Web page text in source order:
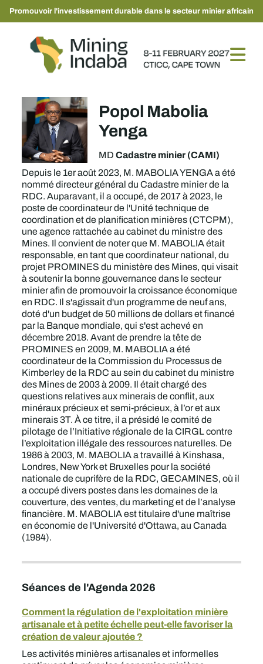
Promouvoir l'investissement durable dans le secteur minier africain
Popol Mabolia
Yenga
MDCadastre minier (CAMI)
Depuis le 1er août 2023, M. MABOLIA YENGA a été
nommé directeur général du Cadastre minier de la
RDC. Auparavant, il a occupé, de 2017 à 2023, le
poste de coordinateur de l'Unité technique de
coordination et de planification minières (CTCPM),
une agence rattachée au cabinet du ministre des
Mines. Il convient de noter que M. MABOLIA était
responsable, en tant que coordinateur national, du
projet PROMINES du ministère des Mines, qui visait
à soutenir la bonne gouvernance dans le secteur
minier afin de promouvoir la croissance économique
en RDC. Il s'agissait d'un programme de neuf ans,
doté d'un budget de 50 millions de dollars et financé
par la Banque mondiale, qui s'est achevé en
décembre 2018. Avant de prendre la tête de
PROMINES en 2009, M. MABOLIA a été
coordinateur de la Commission du Processus de
Kimberley de la RDC au sein du cabinet du ministre
des Mines de 2003 à 2009. Il était chargé des
questions relatives aux minerais de conflit, aux
minéraux précieux et semi-précieux, à l’or et aux
minerais 3T. À ce titre, il a présidé le comité de
pilotage de l’Initiative régionale de la CIRGL contre
l’exploitation illégale des ressources naturelles. De
1986 à 2003, M. MABOLIA a travaillé à Kinshasa,
Londres, New York et Bruxelles pour la société
nationale de cuprifère de la RDC, GECAMINES, où il
a occupé divers postes dans les domaines de la
couverture, des ventes, du marketing et de l’analyse
financière. M. MABOLIA est titulaire d'une maîtrise
en économie de l'Université d'Ottawa, au Canada
(1984).
Séances de l'Agenda 2026
Comment la régulation de l'exploitation minière
artisanale et à petite échelle peut-elle favoriser la
création de valeur ajoutée ?
Les activités minières artisanales et informelles